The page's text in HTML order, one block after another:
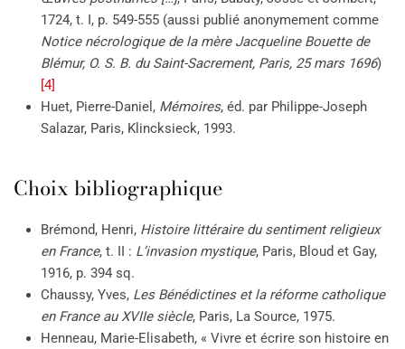
1724, t. I, p. 549-555 (aussi publié anonymement comme
Notice nécrologique de la mère Jacqueline Bouette de
Blémur, O. S. B. du Saint-Sacrement, Paris, 25 mars 1696)
[4]
Huet, Pierre-Daniel, Mémoires, éd. par Philippe-Joseph
Salazar, Paris, Klincksieck, 1993.
Choix bibliographique
Brémond, Henri, Histoire littéraire du sentiment religieux
en France, t. II : L’invasion mystique, Paris, Bloud et Gay,
1916, p. 394 sq.
Chaussy, Yves, Les Bénédictines et la réforme catholique
en France au XVIIe siècle, Paris, La Source, 1975.
Henneau, Marie-Elisabeth, « Vivre et écrire son histoire en